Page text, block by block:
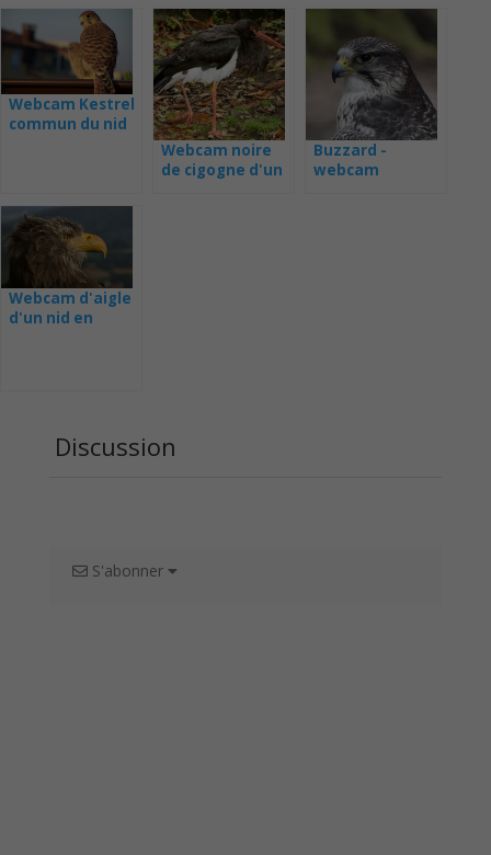
- webcam de
Webcam Kestrel
commun du nid
Webcam noire
de cigogne d'un
Buzzard -
webcam
Webcam d'aigle
d'un nid en
Discussion
S'abonner